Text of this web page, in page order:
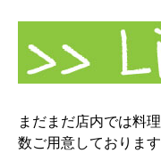
まだまだ店内では料
数ご用意しております